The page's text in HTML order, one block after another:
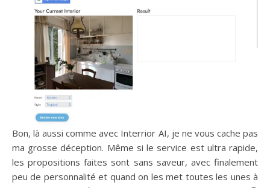
Bon, là aussi comme avec Interrior AI, je ne vous cache pas
ma grosse déception. Même si le service est ultra rapide,
les propositions faites sont sans saveur, avec finalement
peu de personnalité et quand on les met toutes les unes à